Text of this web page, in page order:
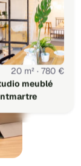
20 m² · 780 €
meublé